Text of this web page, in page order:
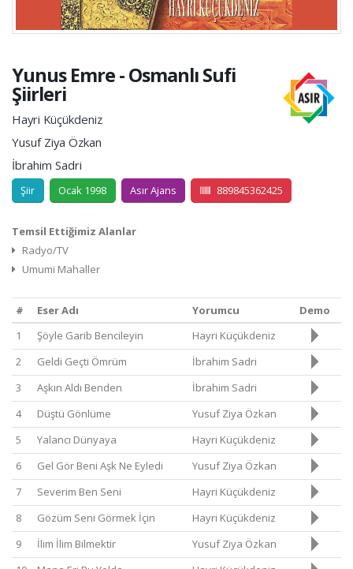
Yunus Emre - Osmanlı Sufi
Şiirleri
Hayri Küçükdeniz
Yusuf Ziya Özkan
İbrahim Sadri
Şiir Ocak 1998 Asır Ajans 889845362425
Temsil Ettiğimiz Alanlar
Radyo/TV
Umumi Mahaller
# Eser Adı Yorumcu
Demo
1
Şöyle Garib Bencileyin
Hayri Küçükdeniz
2
Geldi Geçti Ömrüm
İbrahim Sadri
3
Aşkın Aldı Benden
İbrahim Sadri
4
Düştü Gönlüme
Yusuf Ziya Özkan
5
Yalancı Dünyaya
Hayri Küçükdeniz
6
Gel Gör Beni Aşk Ne Eyledi
Yusuf Ziya Özkan
7
Severim Ben Seni
Hayri Küçükdeniz
8
Gözüm Seni Görmek İçin
Hayri Küçükdeniz
9
İlim İlim Bilmektir
Yusuf Ziya Özkan